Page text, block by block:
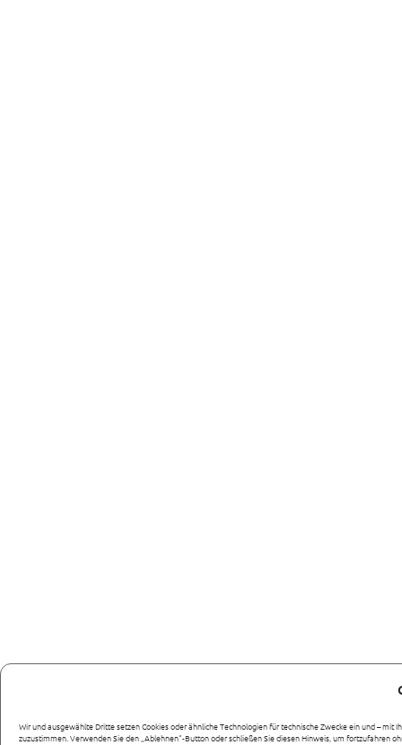
Wir und ausgewählte Dritte setzen Cookies oder ähnliche Technologien für technische Zwecke ein und –
zuzustimmen. Verwenden Sie den „Ablehnen“-Button oder schließen Sie diesen Hinweis, um fortzufahren